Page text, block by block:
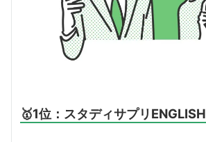
🥇1位：スタディサプリENGLISH